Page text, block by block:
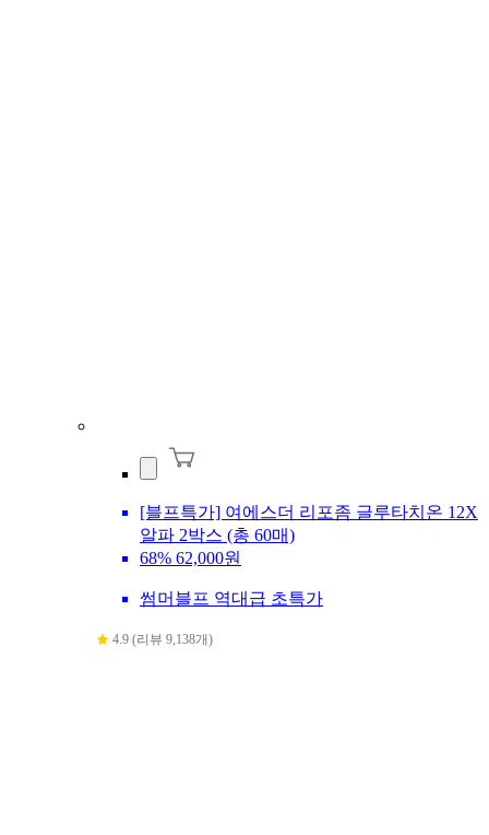
[블프특가] 여에스더 리포좀 글루타치온 12X
알파 2박스 (총 60매)
68% 62,000원
썸머블프 역대급 초특가
4.9 (리뷰 9,138개)